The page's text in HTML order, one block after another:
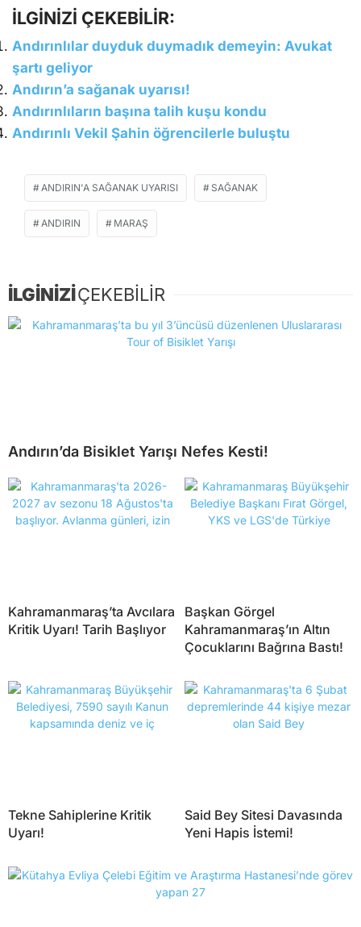
İLGİNİZİ ÇEKEBİLİR:
Andırınlılar duyduk duymadık demeyin: Avukat
şartı geliyor
Andırın’a sağanak uyarısı!
Andırınlıların başına talih kuşu kondu
Andırınlı Vekil Şahin öğrencilerle buluştu
ANDIRIN'A SAĞANAK UYARISI SAĞANAK
ANDIRIN MARAŞ
İLGİNİZİÇEKEBİLİR
Andırın’da Bisiklet Yarışı Nefes Kesti!
Kahramanmaraş’ta Avcılara
Kritik Uyarı! Tarih Başlıyor
Başkan Görgel
Kahramanmaraş’ın Altın
Çocuklarını Bağrına Bastı!
Tekne Sahiplerine Kritik
Uyarı!
Said Bey Sitesi Davasında
Yeni Hapis İstemi!